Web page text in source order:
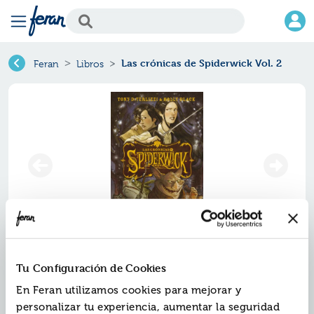
Tu Configuración de Cookies
En Feran utilizamos cookies para mejorar y
personalizar tu experiencia, aumentar la seguridad
Feran Libros Las crónicas de Spiderwick Vol. 2
Ref.ZUK-7854591
ISBN:9788417854591